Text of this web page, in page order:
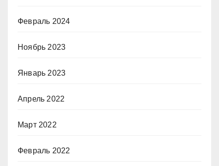
Февраль 2024
Ноябрь 2023
Январь 2023
Апрель 2022
Март 2022
Февраль 2022